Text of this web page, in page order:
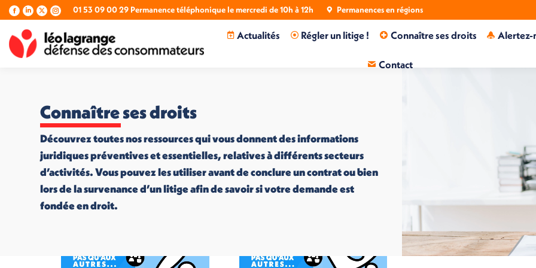
La
Facebook
s'ouvre
dans
La
LinkedIn
s'ouvre
dans
La
X
s'ouvre
dans
La
Instagram
s'ouvre
dans
01 53 09 00 29 Permanence téléphonique le mercredi de 10h à 12h Permanences en régions
Actualités Régler un litige ! Connaître ses droits Alertez-
Contact
Connaître ses droits
Découvrez toutes nos ressources qui vous donnent des informations
juridiques préventives et essentielles, relatives à différents secteurs
d’activités. Vous pouvez les utiliser avant de conclure un contrat ou bien
lors de la survenance d’un litige afin de savoir si votre demande est
fondée en droit.
Perruque envolée